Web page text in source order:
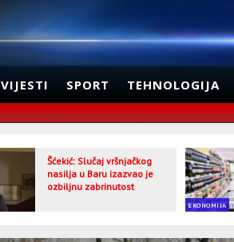
VIJESTI SPORT TEHNOLOGIJA
Šćekić: Slučaj vršnjačkog
nasilja u Baru izazvao je
ozbiljnu zabrinutost
EKONOMIJA